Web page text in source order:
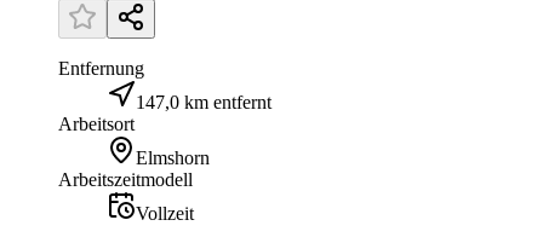
Entfernung
147,0 km entfernt
Arbeitsort
Elmshorn
Arbeitszeitmodell
Vollzeit